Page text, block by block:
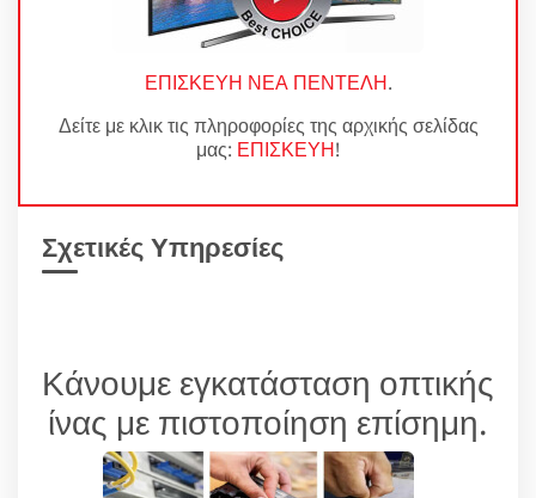
ΕΠΙΣΚΕΥΗ ΝΕΑ ΠΕΝΤΕΛΗ.
Δείτε με κλικ τις πληροφορίες της αρχικής σελίδας
μας: ΕΠΙΣΚΕΥΗ!
Σχετικές Υπηρεσίες
Κάνουμε εγκατάσταση οπτικής
ίνας με πιστοποίηση επίσημη.